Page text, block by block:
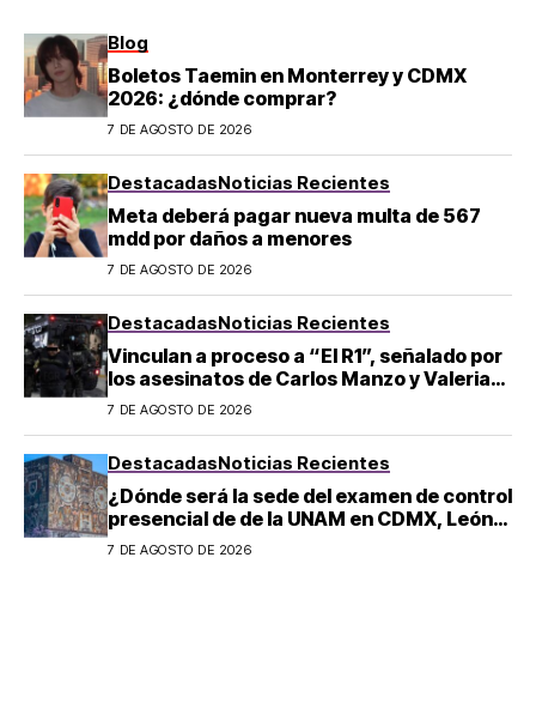
Blog
Boletos Taemin en Monterrey y CDMX
2026: ¿dónde comprar?
7 DE AGOSTO DE 2026
DestacadasNoticias Recientes
Meta deberá pagar nueva multa de 567
mdd por daños a menores
7 DE AGOSTO DE 2026
DestacadasNoticias Recientes
Vinculan a proceso a “El R1”, señalado por
los asesinatos de Carlos Manzo y Valeria
Márquez
7 DE AGOSTO DE 2026
DestacadasNoticias Recientes
¿Dónde será la sede del examen de control
presencial de de la UNAM en CDMX, León,
Oaxaca y Tijuana?
7 DE AGOSTO DE 2026